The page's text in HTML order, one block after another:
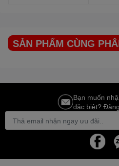
SẢN PHẨM CÙNG
Bạn muốn
đặc biệt?